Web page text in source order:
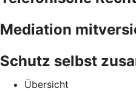
Mediation
Schutz selbst
Übersicht